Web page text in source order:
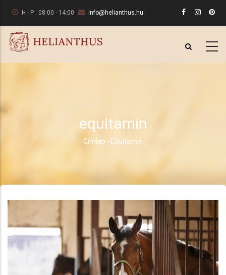
tartalomra
H - P : 08:00 - 14:00 info@helianthus.hu
equitamin
Morzsa
Címlap - Equitamin